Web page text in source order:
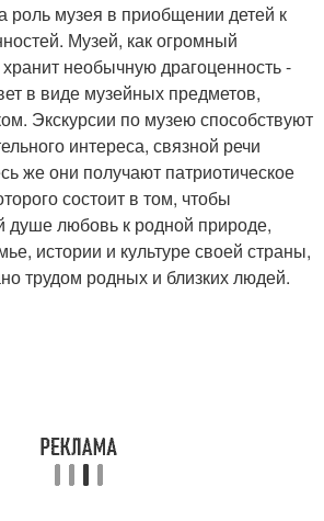
роль музея в приобщении детей к
Музей, как огромный
необычную драгоценность -
в виде музейных предметов,
Экскурсии по музею способствуют
интереса, связной речи
же они получают патриотическое
состоит в том, чтобы
душе любовь к родной природе,
истории и культуре своей страны,
трудом родных и близких людей.